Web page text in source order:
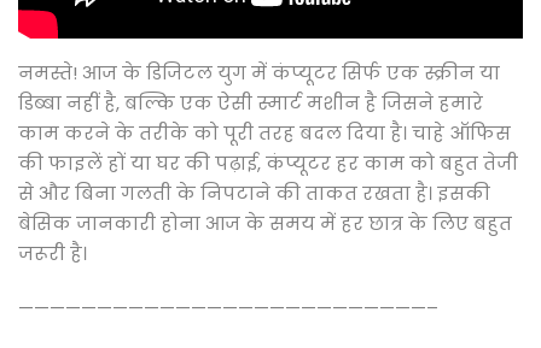
नमस्ते! आज के डिजिटल युग में कंप्यूटर सिर्फ एक स्क्रीन या
डिब्बा नहीं है, बल्कि एक ऐसी स्मार्ट मशीन है जिसने हमारे
काम करने के तरीके को पूरी तरह बदल दिया है। चाहे ऑफिस
की फाइलें हों या घर की पढ़ाई, कंप्यूटर हर काम को बहुत तेजी
से और बिना गलती के निपटाने की ताकत रखता है। इसकी
बेसिक जानकारी होना आज के समय में हर छात्र के लिए बहुत
जरूरी है।
——————————————————————————–